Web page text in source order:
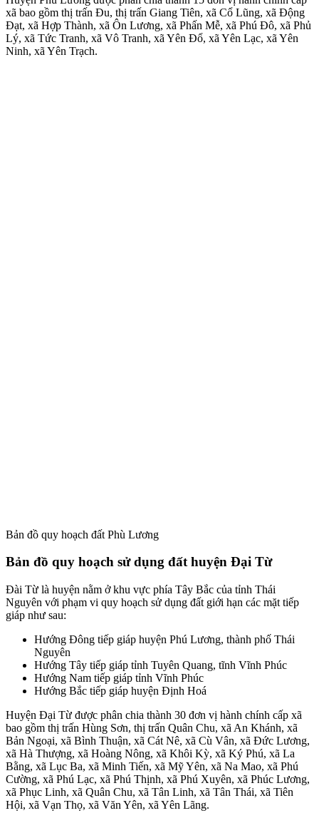
xã bao gồm thị trấn Đu, thị trấn Giang Tiên, xã Cổ Lũng, xã Động
Đạt, xã Hợp Thành, xã Ôn Lương, xã Phấn Mễ, xã Phú Đô, xã Phủ
Lý, xã Tức Tranh, xã Vô Tranh, xã Yên Đổ, xã Yên Lạc, xã Yên
Ninh, xã Yên Trạch.
Bản đồ quy hoạch đất Phù Lương
Bản đồ quy hoạch sử dụng đất huyện Đại Từ
Đài Từ là huyện nằm ở khu vực phía Tây Bắc của tỉnh Thái
Nguyên với phạm vi quy hoạch sử dụng đất giới hạn các mặt tiếp
giáp như sau:
Hướng Đông tiếp giáp huyện Phú Lương, thành phố Thái
Nguyên
Hướng Tây tiếp giáp tỉnh Tuyên Quang, tĩnh Vĩnh Phúc
Hướng Nam tiếp giáp tỉnh Vĩnh Phúc
Hướng Bắc tiếp giáp huyện Định Hoá
Huyện Đại Từ được phân chia thành 30 đơn vị hành chính cấp xã
bao gồm thị trấn Hùng Sơn, thị trấn Quân Chu, xã An Khánh, xã
Bản Ngoại, xã Bình Thuận, xã Cát Nê, xã Cù Vân, xã Đức Lương,
xã Hà Thượng, xã Hoàng Nông, xã Khôi Kỳ, xã Ký Phú, xã La
Bằng, xã Lục Ba, xã Minh Tiến, xã Mỹ Yên, xã Na Mao, xã Phú
Cường, xã Phú Lạc, xã Phú Thịnh, xã Phú Xuyên, xã Phúc Lương,
xã Phục Linh, xã Quân Chu, xã Tân Linh, xã Tân Thái, xã Tiên
Hội, xã Vạn Thọ, xã Văn Yên, xã Yên Lãng.